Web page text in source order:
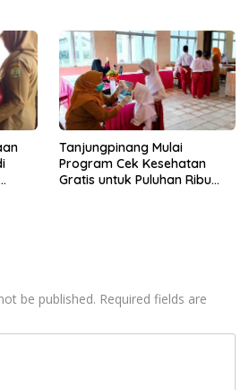
Tanjungpinang Mulai
Program Cek Kesehatan
Gratis untuk Puluhan Ribu
be published. Required fields are